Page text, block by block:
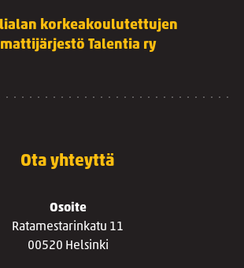
korkeakoulutettujen
Talentia ry
Ota yhteyttä
Osoite
Ratamestarinkatu 11
00520 Helsinki